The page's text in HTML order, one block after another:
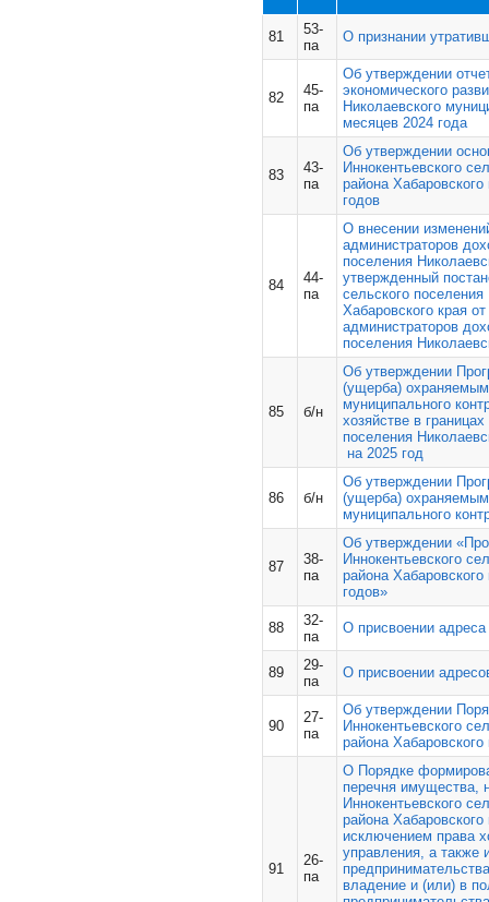
81
53-
па
О признании
82
45-
па
Об утверждении
экономического
Николаевского
месяцев 2024 года
83
43-
па
Об утверждении
Иннокентьевского
района
годов
84
44-
па
О внесении
администраторов
поселения
утвержденный
сельского
Хабаровского края
администраторов
поселения
85 б/н
Об утверждении
(ущерба)
муниципального
хозяйстве в
поселения
на 2025 год
86 б/н
Об утверждении
(ущерба)
муниципального
87
38-
па
Об утверждении
Иннокентьевского
района
годов»
88
32-
па
О присвоении
89
29-
па
О присвоении
90
27-
па
Об утверждении
Иннокентьевского
района Хабаровского
91
26-
па
О Порядке
перечня имущества,
Иннокентьевского
района Хабаровского
исключением права
управления, а также
владение и (или) в